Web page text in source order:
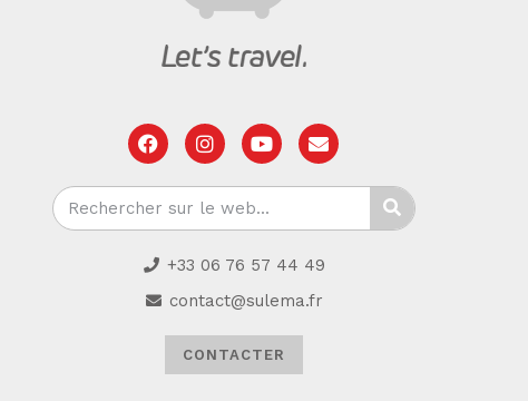
+33 06 76 57 44 49
contact@sulema.fr
CONTACTER